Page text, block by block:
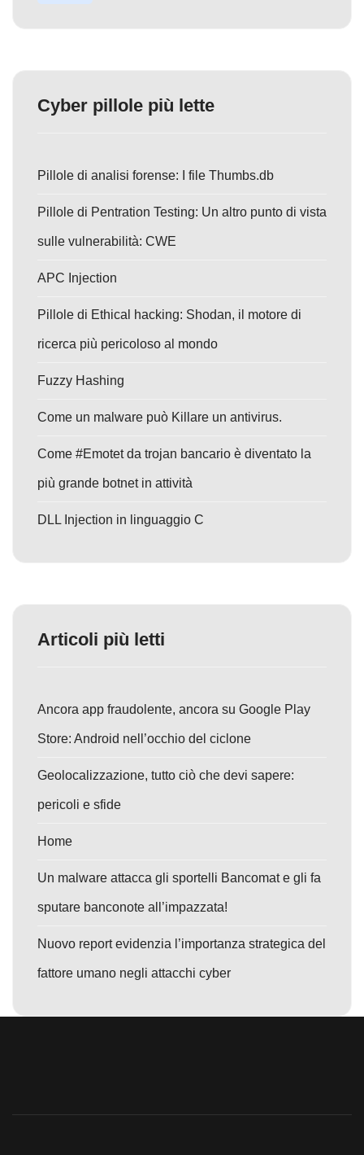
Cyber pillole più lette
Pillole di analisi forense: I file Thumbs.db
Pillole di Pentration Testing: Un altro punto di vista
sulle vulnerabilità: CWE
APC Injection
Pillole di Ethical hacking: Shodan, il motore di
ricerca più pericoloso al mondo
Fuzzy Hashing
Come un malware può Killare un antivirus.
Come #Emotet da trojan bancario è diventato la
più grande botnet in attività
DLL Injection in linguaggio C
Articoli più letti
Ancora app fraudolente, ancora su Google Play
Store: Android nell’occhio del ciclone
Geolocalizzazione, tutto ciò che devi sapere:
pericoli e sfide
Home
Un malware attacca gli sportelli Bancomat e gli fa
sputare banconote all’impazzata!
Nuovo report evidenzia l’importanza strategica del
fattore umano negli attacchi cyber